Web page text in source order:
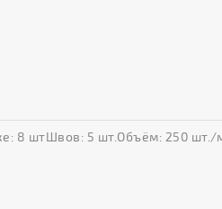
8 штШвов: 5 шт.Объём: 250 шт./